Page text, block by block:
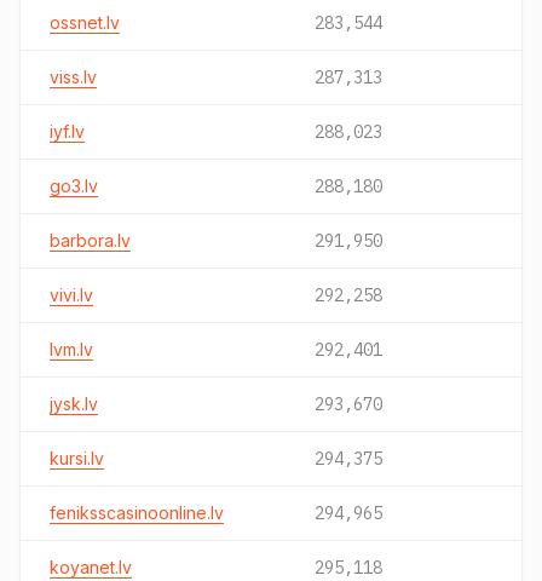
ossnet.lv 283,544
viss.lv 287,313
iyf.lv 288,023
go3.lv 288,180
barbora.lv 291,950
vivi.lv 292,258
lvm.lv 292,401
jysk.lv 293,670
kursi.lv 294,375
feniksscasinoonline.lv 294,965
koyanet.lv 295,118